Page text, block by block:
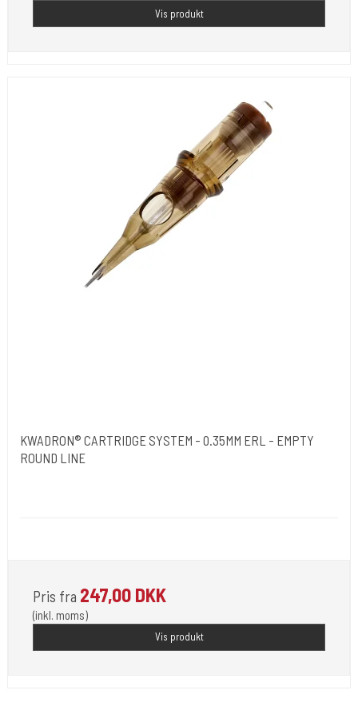
Vis produkt
KWADRON® CARTRIDGE SYSTEM - 0.35MM ERL - EMPTY
ROUND LINE
Pris fra 247,00 DKK
(inkl. moms)
Vis produkt